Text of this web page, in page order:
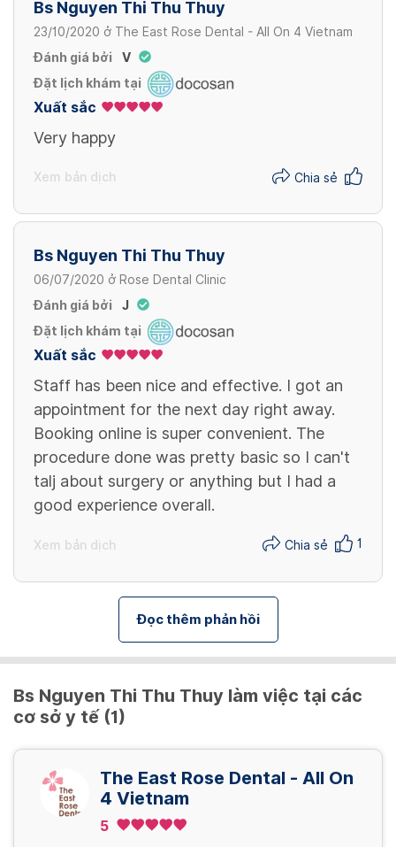
Bs Nguyen Thi Thu Thuy
23/10/2020 ở The East Rose Dental - All On 4 Vietnam
Đánh giá bởi
V
Đặt lịch khám tại
Xuất sắc
Very happy
Xem bản dịch Chia sẻ
Bs Nguyen Thi Thu Thuy
06/07/2020 ở Rose Dental Clinic
Đánh giá bởi
J
Đặt lịch khám tại
Xuất sắc
Staff has been nice and effective. I got an
appointment for the next day right away.
Booking online is super convenient. The
procedure done was pretty basic so I can't
talj about surgery or anything but I had a
good experience overall.
Xem bản dịch Chia sẻ 1
Đọc thêm phản hồi
Bs Nguyen Thi Thu Thuy làm việc tại các
cơ sở y tế (1)
The East Rose Dental - All On
4 Vietnam
5